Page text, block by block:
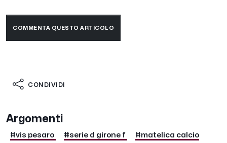
COMMENTA QUESTO ARTICOLO
CONDIVIDI
Argomenti
#vis pesaro #serie d girone f
#matelica calcio